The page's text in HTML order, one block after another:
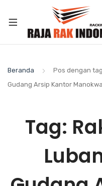
Beranda
Pos dengan
Gudang Arsip Kantor
Tag: